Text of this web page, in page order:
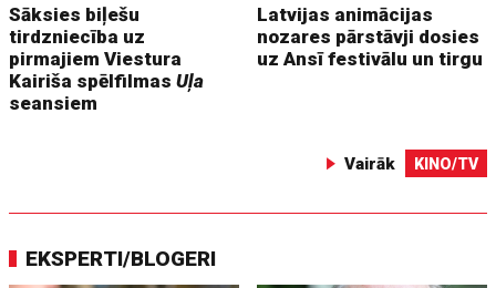
Sāksies biļešu
tirdzniecība uz
pirmajiem Viestura
Kairiša spēlfilmasUļa
seansiem
Latvijas animācijas
nozares pārstāvji dosies
uz Ansī festivālu un tirgu
Vairāk KINO/TV
EKSPERTI/BLOGERI